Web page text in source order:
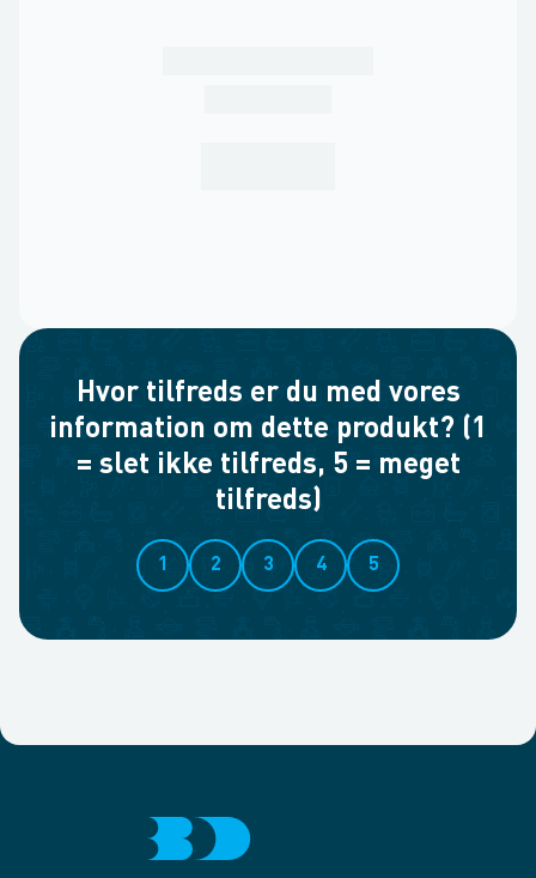
Hvor tilfreds er du med vores
information om dette produkt? (1
= slet ikke tilfreds, 5 = meget
tilfreds)
1 2 3 4 5